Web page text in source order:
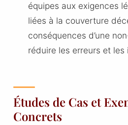
équipes aux exigences
liées à la couverture
conséquences d’une
réduire les erreurs et les
Études de Cas et
Concrets